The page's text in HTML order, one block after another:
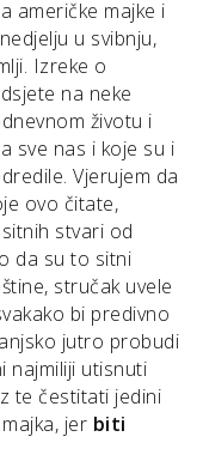
američke majke i
u svibnju,
Izreke o
na neke
životu i
sve nas i koje su i
Vjerujem da
ovo čitate,
stvari od
da su to sitni
stručak uvele
bi predivno
jutro probudi
najmiliji utisnuti
te čestitati jedini
jer biti